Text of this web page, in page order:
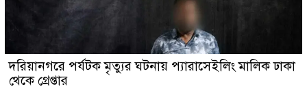
দরিয়ানগরে পর্যটক মৃত্যুর ঘটনায় প্যারাসেইলিং মালিক ঢাকা
থেকে গ্রেপ্তার